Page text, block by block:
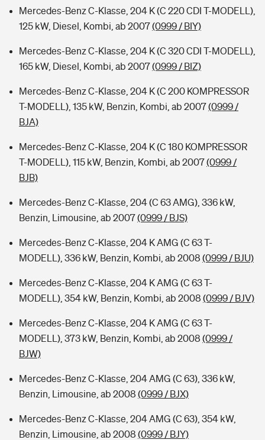
Mercedes-Benz C-Klasse, 204 K (C 220 CDI T-MODELL),
125 kW, Diesel, Kombi, ab 2007(0999 / BIY)
Mercedes-Benz C-Klasse, 204 K (C 320 CDI T-MODELL),
165 kW, Diesel, Kombi, ab 2007(0999 / BIZ)
Mercedes-Benz C-Klasse, 204 K (C 200 KOMPRESSOR
T-MODELL), 135 kW, Benzin, Kombi, ab 2007(0999 /
BJA)
Mercedes-Benz C-Klasse, 204 K (C 180 KOMPRESSOR
T-MODELL), 115 kW, Benzin, Kombi, ab 2007(0999 /
BJB)
Mercedes-Benz C-Klasse, 204 (C 63 AMG), 336 kW,
Benzin, Limousine, ab 2007(0999 / BJS)
Mercedes-Benz C-Klasse, 204 K AMG (C 63 T-
MODELL), 336 kW, Benzin, Kombi, ab 2008 (0999 / BJU)
Mercedes-Benz C-Klasse, 204 K AMG (C 63 T-
MODELL), 354 kW, Benzin, Kombi, ab 2008 (0999 / BJV)
Mercedes-Benz C-Klasse, 204 K AMG (C 63 T-
MODELL), 373 kW, Benzin, Kombi, ab 2008 (0999 /
BJW)
Mercedes-Benz C-Klasse, 204 AMG (C 63), 336 kW,
Benzin, Limousine, ab 2008 (0999 / BJX)
Mercedes-Benz C-Klasse, 204 AMG (C 63), 354 kW,
Benzin, Limousine, ab 2008 (0999 / BJY)